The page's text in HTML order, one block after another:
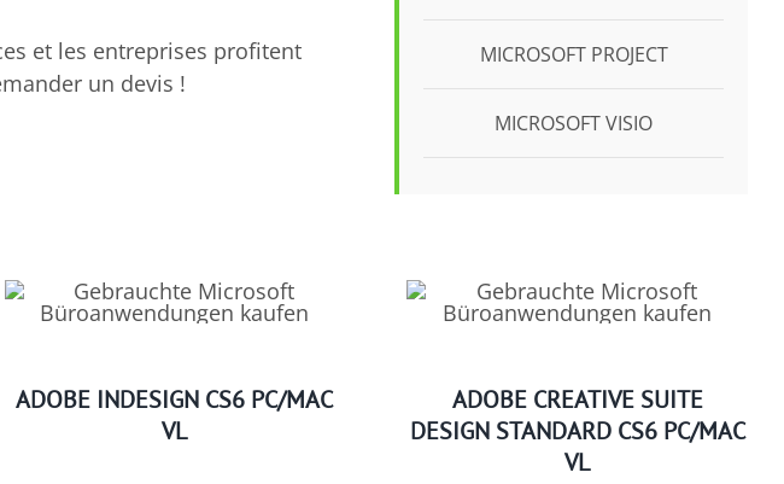
et les entreprises profitent
un devis !
MICROSOFT PROJECT
MICROSOFT VISIO
ADOBE INDESIGN CS6 PC/MAC
VL
ADOBE CREATIVE SUITE
DESIGN STANDARD CS6 PC/MAC
VL